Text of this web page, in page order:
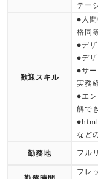
テー
歓迎スキル
●人
格同
●デ
●デ
●サ
実務
●エ
解で
など
勤務地 フル
フレ